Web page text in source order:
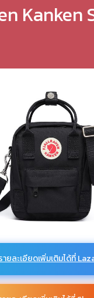
Kanken
ายละเอียดเพิ่มเติมได้ที่